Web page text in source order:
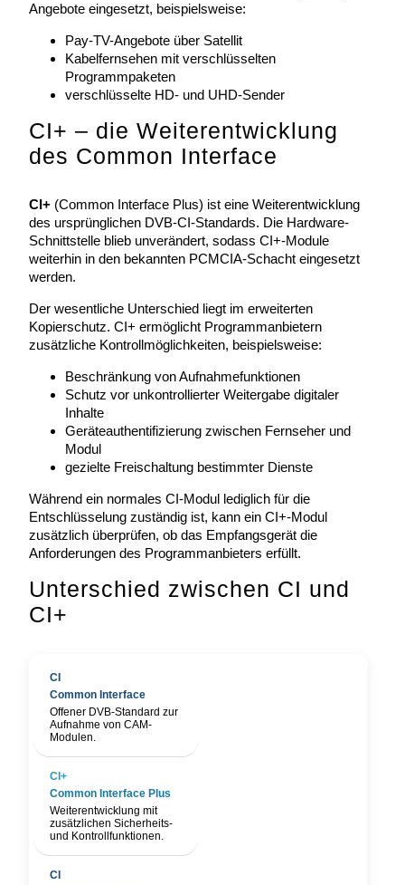
Angebote eingesetzt, beispielsweise:
Pay-TV-Angebote über Satellit
Kabelfernsehen mit verschlüsselten
Programmpaketen
verschlüsselte HD- und UHD-Sender
CI+ – die Weiterentwicklung
des Common Interface
CI+ (Common Interface Plus) ist eine Weiterentwicklung
des ursprünglichen DVB-CI-Standards. Die Hardware-
Schnittstelle blieb unverändert, sodass CI+-Module
weiterhin in den bekannten PCMCIA-Schacht eingesetzt
werden.
Der wesentliche Unterschied liegt im erweiterten
Kopierschutz. CI+ ermöglicht Programmanbietern
zusätzliche Kontrollmöglichkeiten, beispielsweise:
Beschränkung von Aufnahmefunktionen
Schutz vor unkontrollierter Weitergabe digitaler
Inhalte
Geräteauthentifizierung zwischen Fernseher und
Modul
gezielte Freischaltung bestimmter Dienste
Während ein normales CI-Modul lediglich für die
Entschlüsselung zuständig ist, kann ein CI+-Modul
zusätzlich überprüfen, ob das Empfangsgerät die
Anforderungen des Programmanbieters erfüllt.
Unterschied zwischen CI und
CI+
Common Interface
Offener DVB-Standard zur
Aufnahme von CAM-
Modulen.
Common Interface Plus
Weiterentwicklung mit
zusätzlichen Sicherheits-
und Kontrollfunktionen.